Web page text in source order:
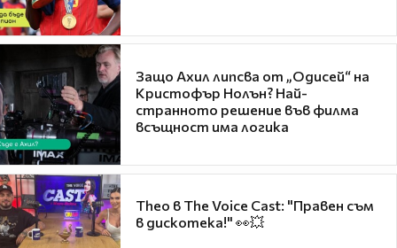
Защо Ахил липсва от „Одисей“ на
Кристофър Нолън? Най-
странното решение във филма
всъщност има логика
Theo в The Voice Cast: "Правен съм
в дискотека!" 👀💥